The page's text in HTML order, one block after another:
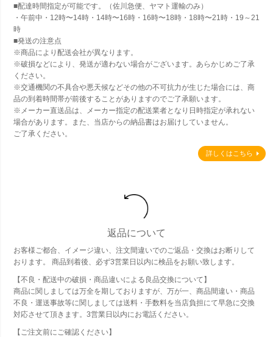
■配達時間指定が可能です。（佐川急便、ヤマト運輸のみ）
・午前中・12時〜14時・14時〜16時・16時〜18時・18時〜21時・19～21
時
■発送の注意点
※商品により配送会社が異なります。
※破損などにより、発送が適わない場合がございます。あらかじめご了承
ください。
※交通機関の不具合や悪天候などその他の不可抗力が生じた場合には、商
品の到着時間帯が前後することがありますのでご了承願います。
※メーカー直送品は、メーカー指定の配送業者となり日時指定が承れない
場合があります。また、当店からの納品書はお届けしていません。
ご了承ください。
詳しくはこちら
返品について
お客様ご都合、イメージ違い、注文間違いでのご返品・交換はお断りして
おります。 商品到着後、必ず3営業日以内に検品をお願い致します。
【不良・配送中の破損・商品違いによる良品交換について】
商品に関しましては万全を期しておりますが、万が一、商品間違い・商品
不良・運送事故等に関しましては送料・手数料を当店負担にて早急に交換
対応させて頂きます。3営業日以内にお電話ください。
【ご注文前にご確認ください】